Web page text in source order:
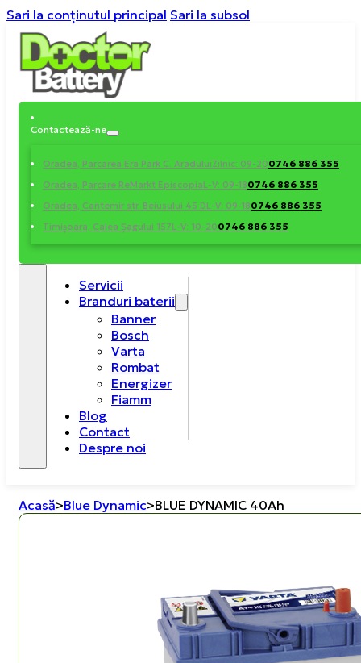
Sari la conținutul principal Sari la subsol
Contactează-ne
Oradea, Parcarea Era Park C. AraduluiZilnic: 09-200746 886 355
Oradea, Parcare ReMarkt EpiscopiaL-V: 09-180746 886 355
Oradea, Cantemir str. Beiusului 45 DL-V: 09-180746 886 355
Timișoara, Calea Șagului 157L-V: 10-200746 886 355
Servicii
Branduri baterii
Banner
Bosch
Varta
Rombat
Energizer
Fiamm
Blog
Contact
Despre noi
Acasă>Blue Dynamic>BLUE DYNAMIC 40Ah